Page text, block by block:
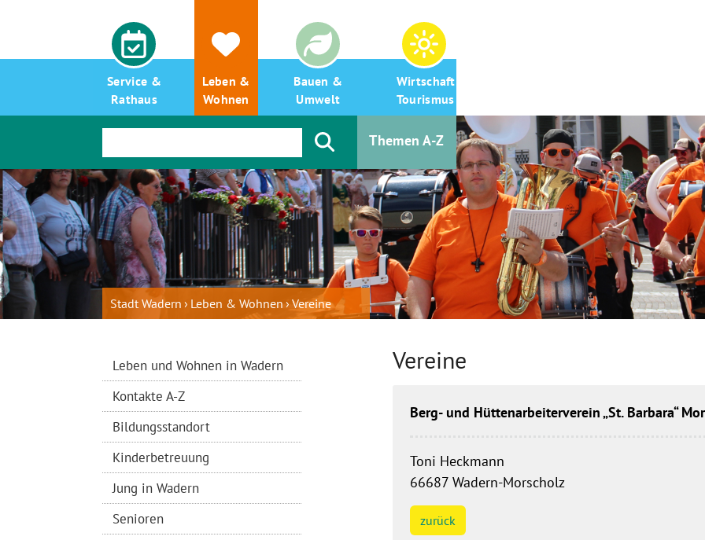
Service &
Rathaus
Leben &
Wohnen
Bauen &
Umwelt
Wirtschaft &
Tourismus
Themen A-Z
Stadt Wadern Leben & Wohnen Vereine
Leben und Wohnen in Wadern
Kontakte A-Z
Bildungsstandort
Kinderbetreuung
Jung in Wadern
Senioren
Vereine
Berg- und Hüttenarbeiterverein „St. Barbara“
Toni Heckmann
66687 Wadern-Morscholz
zurück